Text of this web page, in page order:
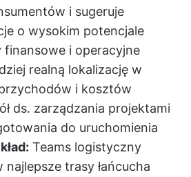
i sugeruje
o wysokim potencjale
finansowe i operacyjne
realną lokalizację w
i kosztów
ds. zarządzania projektami
do uruchomienia
Teams logistyczny
najlepsze trasy łańcucha